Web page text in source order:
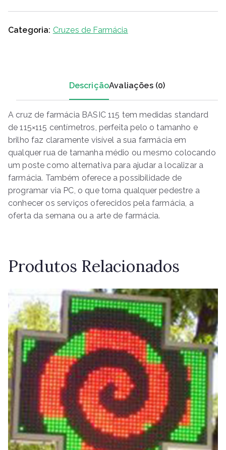
Categoria: Cruzes de Farmácia
DescriçãoAvaliações (0)
A cruz de farmácia BASIC 115 tem medidas standard
de 115×115 centímetros, perfeita pelo o tamanho e
brilho faz claramente visível a sua farmácia em
qualquer rua de tamanha médio ou mesmo colocando
um poste como alternativa para ajudar a localizar a
farmácia. Também oferece a possibilidade de
programar via PC, o que torna qualquer pedestre a
conhecer os serviços oferecidos pela farmácia, a
oferta da semana ou a arte de farmácia.
Produtos Relacionados